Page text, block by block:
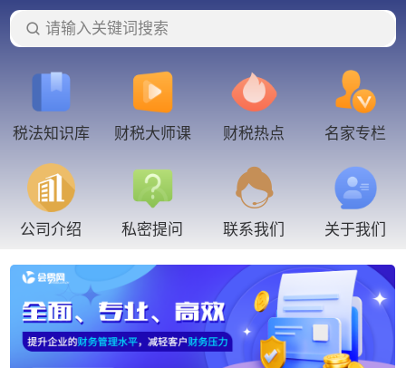
请输入关键词搜索
税法知识库 财税大师课 财税热点 名家专栏
公司介绍 私密提问 联系我们 关于我们